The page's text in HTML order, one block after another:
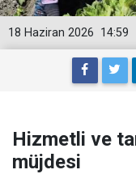
14:59
18 Haziran 2026
Hizmetli ve
müjdesi